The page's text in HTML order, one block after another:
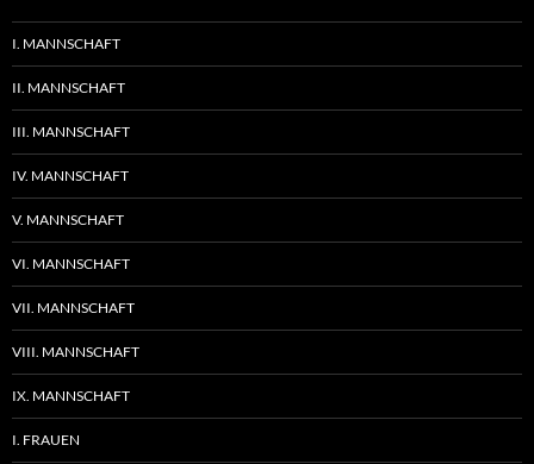
I. MANNSCHAFT
II. MANNSCHAFT
III. MANNSCHAFT
IV. MANNSCHAFT
V. MANNSCHAFT
VI. MANNSCHAFT
VII. MANNSCHAFT
VIII. MANNSCHAFT
IX. MANNSCHAFT
I. FRAUEN